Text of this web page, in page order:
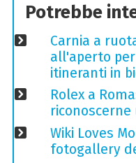
Potrebbe
Carnia a
all'aperto
itineranti in
Rolex a
Wiki Loves
fotogallery